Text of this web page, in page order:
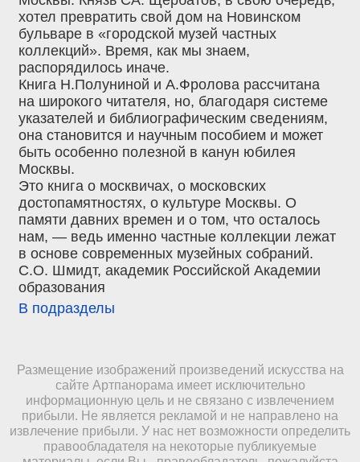
хотел превратить свой дом на Новинском
бульваре в «городской музей частных
коллекций». Время, как мы знаем,
распорядилось иначе.
Книга Н.Полуниной и А.Фролова рассчитана
на широкого читателя, но, благодаря системе
указателей и библиографическим сведениям,
она становится и научным пособием и может
быть особенно полезной в канун юбилея
Москвы.
Это книга о москвичах, о московских
достопамятностях, о культуре Москвы. О
памяти давних времен и о том, что осталось
нам, — ведь именно частные коллекции лежат
в основе современных музейных собраний.
С.О. Шмидт, академик Российской Академии
образования
В подразделы
Размещение изображений произведений искусства на
сайте Артпанорама имеет исключительно
информационную цель и не связано с извлечением
прибыли. Не является рекламой и не направлено на
извлечение прибыли. У нас нет возможности определить
правообладателя на некоторые публикуемые